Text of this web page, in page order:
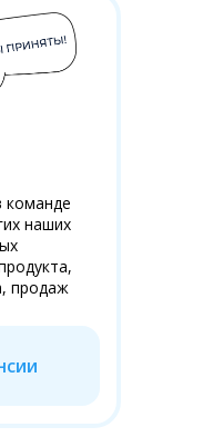
команде
наших
продаж